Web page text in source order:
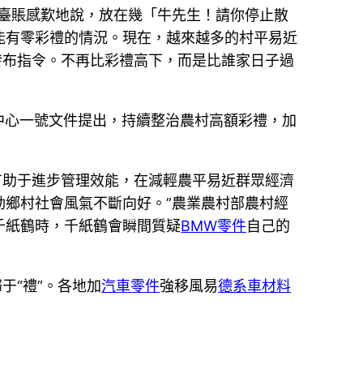
賬感歎地說，放在幾「牛先生！請你停止散
有零彩禮的情況。現在，越來越多的村平易近
指令。不再比彩禮高下，而是比誰家日子過
一號文件提出，持續整治農村高額彩禮，加
于進步管理效能，在減輕農平易近群眾經濟
村社會風氣不斷向好。”農業農村部農村經
紙鶴時，千紙鶴會瞬間質疑BMW零件自己的
“禮”。各地加汽車零件強移風易德系車材料